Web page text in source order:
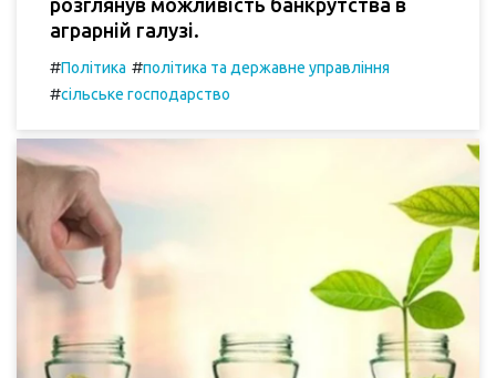
розглянув можливість банкрутства в
аграрній галузі.
#Політика #політика та державне управління
#сільське господарство